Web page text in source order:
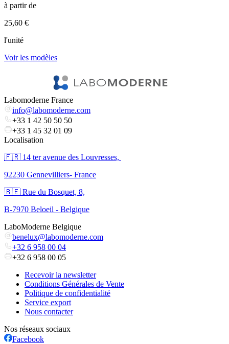
à partir de
25,60 €
l'unité
Voir les modèles
Labomoderne France
info@labomoderne.com
+33 1 42 50 50 50
+33 1 45 32 01 09
Localisation
🇫🇷 ​14 ter avenue des Louvresses,
92230 Gennevilliers- France
🇧🇪 Rue du Bosquet, 8,
B-7970 Beloeil - Belgique
LaboModerne Belgique
benelux@labomoderne.com
+32 6 958 00 04
+32 6 958 00 05
Recevoir la newsletter
Conditions Générales de Vente
Politique de confidentialité
Service export
Nous contacter
Nos réseaux sociaux
Facebook